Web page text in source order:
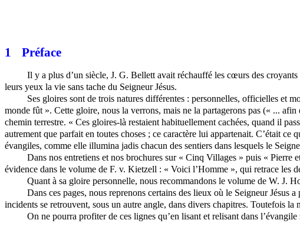
1 Préface
Il y a plus d’un siècle, J. G. Bellettavait réchauffé les cœurs des
leurs yeux la vie sans tache du Seigneur Jésus.
Ses gloires sont de trois natures différentes : personnelles, officielles et
monde fût ». Cette gloire, nous la verrons, mais ne la partagerons pas (« ...
chemin terrestre. « Ces gloires-là restaient habituellement cachées, quand il
autrement que parfait en toutes choses ; ce caractère lui appartenait. C’était
évangiles, comme elle illumina jadis chacun des sentiers dans lesquels le
Dans nos entretiens et nos brochures sur « Cinq Villages » puis « Pierre
évidence dans le volume de F. v. Kietzell : « Voici l’Homme », qui retrace les
Quant à sa gloire personnelle, nous recommandons le volume de W. J.
Dans ces pages, nous reprenons certains des lieux où le Seigneur
incidents se retrouvent, sous un autre angle, dans divers chapitres. Toutefois
On ne pourra profiter de ces lignes qu’en lisant et relisant dans